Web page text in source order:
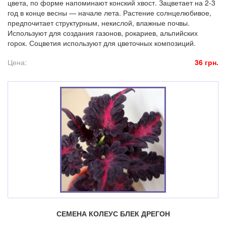
цвета, по форме напоминают конский хвост. Зацветает на 2-3
год в конце весны — начале лета. Растение солнцелюбивое,
предпочитает структурным, некислой, влажные почвы.
Используют для создания газонов, рокариев, альпийских
горок. Соцветия используют для цветочных композиций.
Цена:
36 грн.
СЕМЕНА КОЛЕУС БЛЕК ДРЕГОН